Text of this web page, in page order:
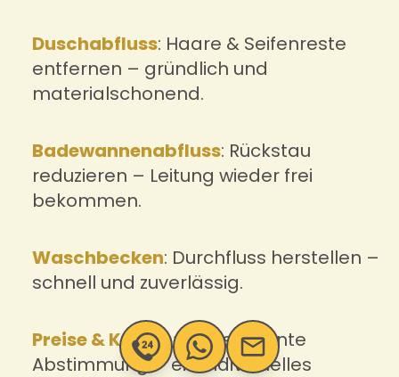
Duschabfluss: Haare & Seifenreste
entfernen – gründlich und
materialschonend.
Badewannenabfluss: Rückstau
reduzieren – Leitung wieder frei
bekommen.
Waschbecken: Durchfluss herstellen –
schnell und zuverlässig.
Preise & Kosten:Transparente
Abstimmung – ein individuelles